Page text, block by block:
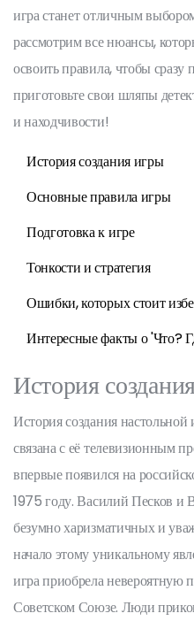
игра станет отличным
рассмотрим все нюансы,
освоить правила, чтобы сразу
приготовьте свои шляпы
и находчивости!
История создания игры
Основные правила игры
Подготовка к игре
Тонкости и стратегия
Ошибки, которых стоит
Интересные факты о 'Что?
История
История создания настольной
связана с её телевизионным
впервые появился на
1975 году. Василий Песков и
безумно харизматичных и
начало этому уникальному
игра приобрела невероятную
Советском Союзе. Люди